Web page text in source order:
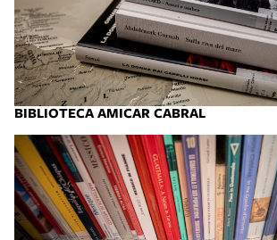
BIBLIOTECA AMICAR CABRAL